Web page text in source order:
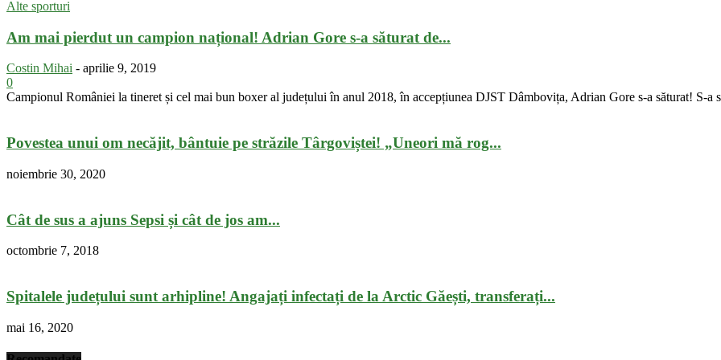
Alte sporturi
Am mai pierdut un campion național! Adrian Gore s-a săturat de...
Costin Mihai - aprilie 9, 2019
0
Campionul României la tineret și cel mai bun boxer al județului în anul 2018, în accepțiunea DJST Dâmbovița, Adrian Gore s-a săturat! S-a
Povestea unui om necăjit, bântuie pe străzile Târgoviștei! „Uneori mă rog...
noiembrie 30, 2020
Cât de sus a ajuns Sepsi și cât de jos am...
octombrie 7, 2018
Spitalele județului sunt arhipline! Angajați infectați de la Arctic Găești, transferați...
mai 16, 2020